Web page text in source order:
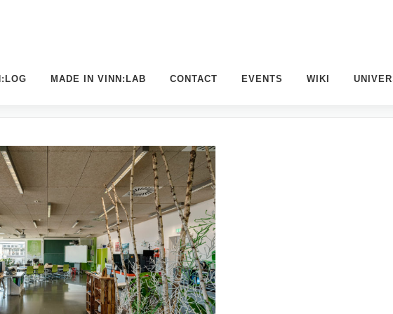
MADE IN VINN:LAB CONTACT EVENTS WIKI